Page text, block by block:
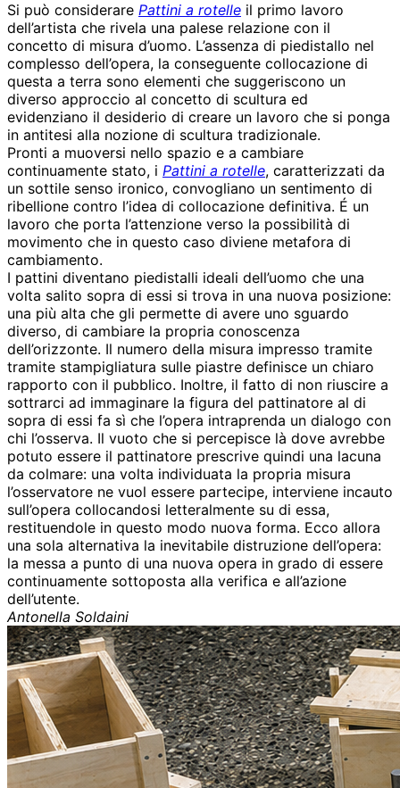
Si può considerare Pattini a rotelle il primo lavoro
dell’artista che rivela una palese relazione con il
concetto di misura d’uomo. L’assenza di piedistallo nel
complesso dell’opera, la conseguente collocazione di
questa a terra sono elementi che suggeriscono un
diverso approccio al concetto di scultura ed
evidenziano il desiderio di creare un lavoro che si ponga
in antitesi alla nozione di scultura tradizionale.
Pronti a muoversi nello spazio e a cambiare
continuamente stato, i Pattini a rotelle, caratterizzati da
un sottile senso ironico, convogliano un sentimento di
ribellione contro l’idea di collocazione definitiva. É un
lavoro che porta l’attenzione verso la possibilità di
movimento che in questo caso diviene metafora di
cambiamento.
I pattini diventano piedistalli ideali dell’uomo che una
volta salito sopra di essi si trova in una nuova posizione:
una più alta che gli permette di avere uno sguardo
diverso, di cambiare la propria conoscenza
dell’orizzonte. Il numero della misura impresso tramite
tramite stampigliatura sulle piastre definisce un chiaro
rapporto con il pubblico. Inoltre, il fatto di non riuscire a
sottrarci ad immaginare la figura del pattinatore al di
sopra di essi fa sì che l’opera intraprenda un dialogo con
chi l’osserva. Il vuoto che si percepisce là dove avrebbe
potuto essere il pattinatore prescrive quindi una lacuna
da colmare: una volta individuata la propria misura
l’osservatore ne vuol essere partecipe, interviene incauto
sull’opera collocandosi letteralmente su di essa,
restituendole in questo modo nuova forma. Ecco allora
una sola alternativa la inevitabile distruzione dell’opera:
la messa a punto di una nuova opera in grado di essere
continuamente sottoposta alla verifica e all’azione
dell’utente.
Antonella Soldaini